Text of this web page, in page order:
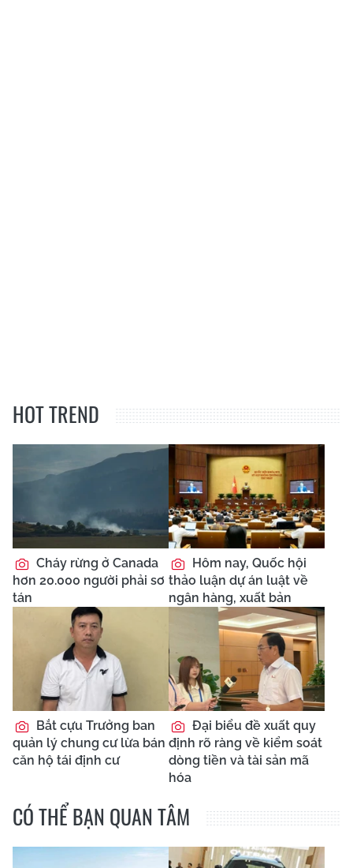
HOT TREND
Cháy rừng ở Canada
hơn 20.000 người phải sơ
tán
Hôm nay, Quốc hội
thảo luận dự án luật về
ngân hàng, xuất bản
Bắt cựu Trưởng ban
quản lý chung cư lừa bán
căn hộ tái định cư
Đại biểu đề xuất quy
định rõ ràng về kiểm soát
dòng tiền và tài sản mã
hóa
CÓ THỂ BẠN QUAN TÂM